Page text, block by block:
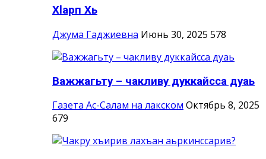
Хlарп Хь
Джума Гаджиевна Июнь 30, 2025 578
Важжагьту – чакливу дуккайсса дуаь
Газета Ас-Салам на лакском Октябрь 8, 2025
679